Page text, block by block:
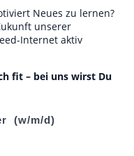
Neues zu lernen?
unserer
Internet aktiv
fit – bei uns wirst Du
(w/m/d)